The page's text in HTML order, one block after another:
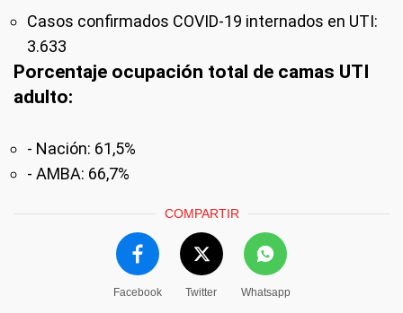
Casos confirmados COVID-19 internados en UTI:
3.633
Porcentaje ocupación total de camas UTI
adulto:
- Nación: 61,5%
- AMBA: 66,7%
COMPARTIR
Facebook Twitter Whatsapp